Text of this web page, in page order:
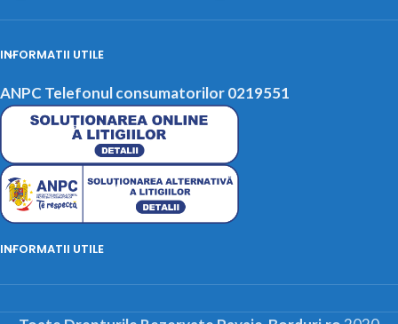
INFORMATII UTILE
ANPC Telefonul consumatorilor 0219551
INFORMATII UTILE